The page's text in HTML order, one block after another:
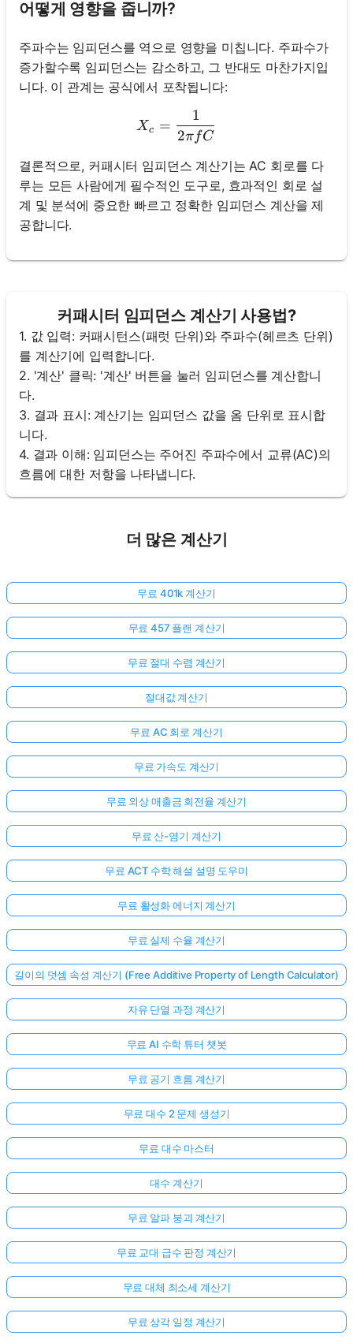
어떻게 영향을 줍니까?
주파수는 임피던스를 역으로 영향을 미칩니다. 주파수가
증가할수록 임피던스는 감소하고, 그 반대도 마찬가지입
니다. 이 관계는 공식에서 포착됩니다:
X_c = \frac{1}{2 \pi f C}
Xc =
2π fC
1
결론적으로, 커패시터 임피던스 계산기는 AC 회로를 다
루는 모든 사람에게 필수적인 도구로, 효과적인 회로 설
계 및 분석에 중요한 빠르고 정확한 임피던스 계산을 제
공합니다.
커패시터 임피던스 계산기 사용법?
1. 값 입력: 커패시턴스(패럿 단위)와 주파수(헤르츠 단위)
를 계산기에 입력합니다.
2. '계산' 클릭: '계산' 버튼을 눌러 임피던스를 계산합니
다.
3. 결과 표시: 계산기는 임피던스 값을 옴 단위로 표시합
니다.
4. 결과 이해: 임피던스는 주어진 주파수에서 교류(AC)의
흐름에 대한 저항을 나타냅니다.
더 많은 계산기
무료 401k 계산기
무료 457 플랜 계산기
무료 절대 수렴 계산기
절대값 계산기
무료 AC 회로 계산기
무료 가속도 계산기
무료 외상 매출금 회전율 계산기
무료 산-염기 계산기
무료 ACT 수학 해설 설명 도우미
무료 활성화 에너지 계산기
무료 실제 수율 계산기
길이의 덧셈 속성 계산기 (Free Additive Property of Length Calculator)
자유 단열 과정 계산기
무료 AI 수학 튜터 챗봇
무료 공기 흐름 계산기
무료 대수 2 문제 생성기
무료 대수 마스터
대수 계산기
무료 알파 붕괴 계산기
무료 교대 급수 판정 계산기
무료 대체 최소세 계산기
무료 상각 일정 계산기